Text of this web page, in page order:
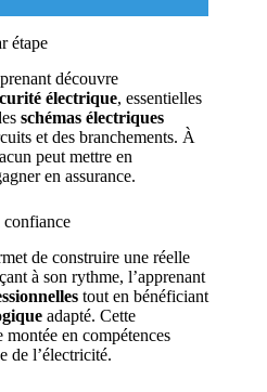
étape
découvre
électrique, essentielles
schémas électriques
et des branchements. À
peut mettre en
en assurance.
confiance
de construire une réelle
à son rythme, l’apprenant
tout en bénéficiant
adapté. Cette
en compétences
de l’électricité.